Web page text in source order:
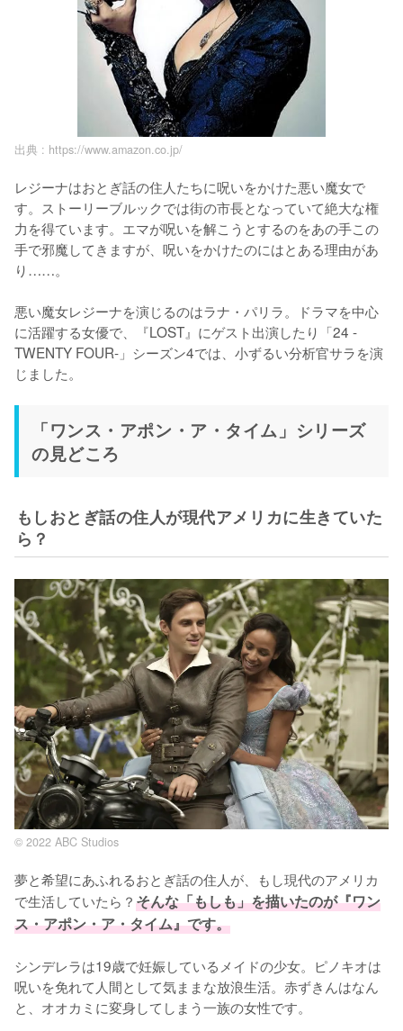
出典 : https://www.amazon.co.jp/
レジーナはおとぎ話の住人たちに呪いをかけた悪い魔女で
す。ストーリーブルックでは街の市長となっていて絶大な権
力を得ています。エマが呪いを解こうとするのをあの手この
手で邪魔してきますが、呪いをかけたのにはとある理由があ
り……。
悪い魔女レジーナを演じるのはラナ・パリラ。ドラマを中心
に活躍する女優で、『LOST』にゲスト出演したり「24 -
TWENTY FOUR-」シーズン4では、小ずるい分析官サラを演
じました。
「ワンス・アポン・ア・タイム」シリーズ
の見どころ
もしおとぎ話の住人が現代アメリカに生きていた
ら？
© 2022 ABC Studios
夢と希望にあふれるおとぎ話の住人が、もし現代のアメリカ
で生活していたら？そんな「もしも」を描いたのが『ワン
ス・アポン・ア・タイム』です。
シンデレラは19歳で妊娠しているメイドの少女。ピノキオは
呪いを免れて人間として気ままな放浪生活。赤ずきんはなん
と、オオカミに変身してしまう一族の女性です。